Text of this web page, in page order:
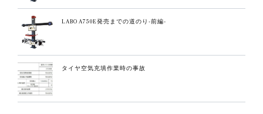
LABO A750E発売までの道のり-前編-
タイヤ空気充填作業時の事故